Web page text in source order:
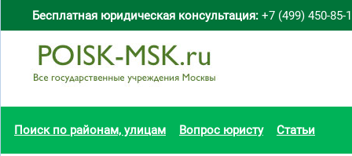
Бесплатная юридическая консультация: +7 (499) 450-85-
Поиск по районам, улицам Вопрос юристу Статьи